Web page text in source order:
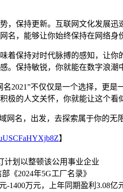
，保持更新。互联网文化发展
名，能够让你始终保持在网络身
着保持对时代脉搏的感知，让
。保持敏锐，你就能在数字浪潮
名2021”不仅仅是一个选择，更
极的人文关怀，你就能让这个
网名，出发，去探索属于你的无
】
计划以整顿该公用事业企业
《2024年5G工厂名录》
-1400万元，上年同期盈利3.08亿